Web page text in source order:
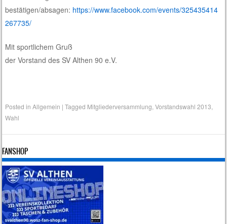
bestätigen/absagen: https://www.facebook.com/events/325435414
267735/
Mit sportlichem Gruß
der Vorstand des SV Althen 90 e.V.
Posted inAllgemein |Tagged Mitgliederversammlung ,Vorstandswahl 2013
Wahl
FANSHOP